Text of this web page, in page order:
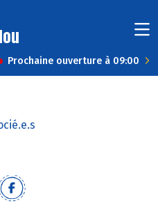
Prochaine ouverture à 09:00